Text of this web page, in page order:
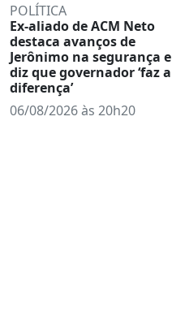
POLÍTICA
Ex-aliado de ACM Neto
destaca avanços de
Jerônimo na segurança e
diz que governador ‘faz a
diferença’
06/08/2026 às 20h20